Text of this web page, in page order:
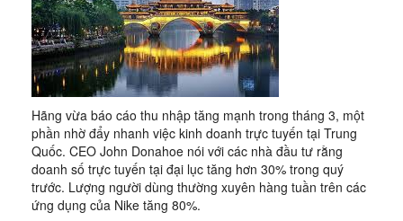
Hãng vừa báo cáo thu nhập tăng mạnh trong tháng 3, một
phần nhờ đẩy nhanh việc kinh doanh trực tuyến tại Trung
Quốc. CEO John Donahoe nói với các nhà đầu tư rằng
doanh số trực tuyến tại đại lục tăng hơn 30% trong quý
trước. Lượng người dùng thường xuyên hàng tuần trên các
ứng dụng của Nike tăng 80%.